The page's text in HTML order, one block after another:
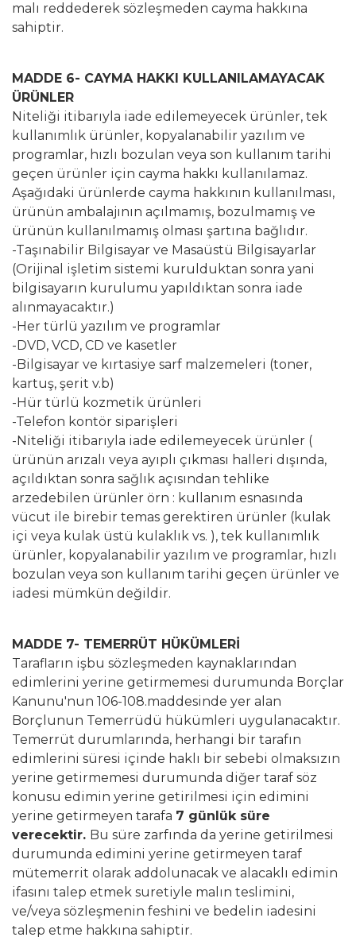
malı reddederek sözleşmeden cayma hakkına
sahiptir.
MADDE 6- CAYMA HAKKI KULLANILAMAYACAK
ÜRÜNLER
Niteliği itibarıyla iade edilemeyecek ürünler, tek
kullanımlık ürünler, kopyalanabilir yazılım ve
programlar, hızlı bozulan veya son kullanım tarihi
geçen ürünler için cayma hakkı kullanılamaz.
Aşağıdaki ürünlerde cayma hakkının kullanılması,
ürünün ambalajının açılmamış, bozulmamış ve
ürünün kullanılmamış olması şartına bağlıdır.
-Taşınabilir Bilgisayar ve Masaüstü Bilgisayarlar
(Orijinal işletim sistemi kurulduktan sonra yani
bilgisayarın kurulumu yapıldıktan sonra iade
alınmayacaktır.)
-Her türlü yazılım ve programlar
-DVD, VCD, CD ve kasetler
-Bilgisayar ve kırtasiye sarf malzemeleri (toner,
kartuş, şerit v.b)
-Hür türlü kozmetik ürünleri
-Telefon kontör siparişleri
-Niteliği itibarıyla iade edilemeyecek ürünler (
ürünün arızalı veya ayıplı çıkması halleri dışında,
açıldıktan sonra sağlık açısından tehlike
arzedebilen ürünler örn : kullanım esnasında
vücut ile birebir temas gerektiren ürünler (kulak
içi veya kulak üstü kulaklık vs. ), tek kullanımlık
ürünler, kopyalanabilir yazılım ve programlar, hızlı
bozulan veya son kullanım tarihi geçen ürünler ve
iadesi mümkün değildir.
MADDE 7- TEMERRÜT HÜKÜMLERİ
Tarafların işbu sözleşmeden kaynaklarından
edimlerini yerine getirmemesi durumunda Borçlar
Kanunu'nun 106-108.maddesinde yer alan
Borçlunun Temerrüdü hükümleri uygulanacaktır.
Temerrüt durumlarında, herhangi bir tarafın
edimlerini süresi içinde haklı bir sebebi olmaksızın
yerine getirmemesi durumunda diğer taraf söz
konusu edimin yerine getirilmesi için edimini
yerine getirmeyen tarafa 7 günlük süre
verecektir. Bu süre zarfında da yerine getirilmesi
durumunda edimini yerine getirmeyen taraf
mütemerrit olarak addolunacak ve alacaklı edimin
ifasını talep etmek suretiyle malın teslimini,
ve/veya sözleşmenin feshini ve bedelin iadesini
talep etme hakkına sahiptir.